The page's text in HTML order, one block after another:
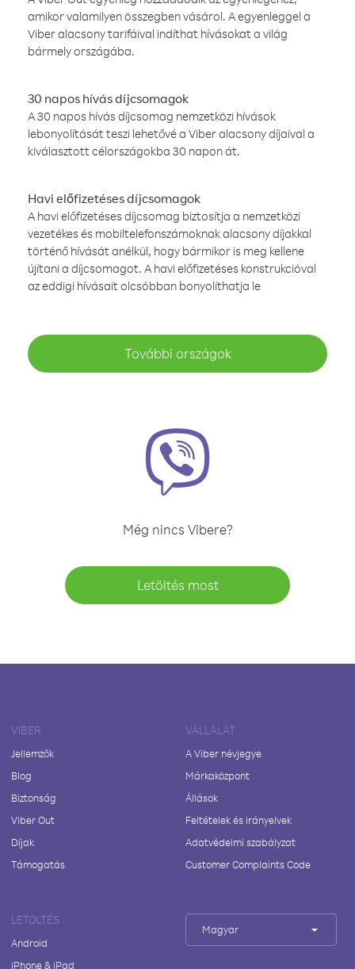
amikor valamilyen összegben vásárol. A egyenleggel a
Viber alacsony tarifáival indíthat hívásokat a világ
bármely országába.
30 napos hívás díjcsomagok
A 30 napos hívás díjcsomag nemzetközi hívások
lebonyolítását teszi lehetővé a Viber alacsony díjaival a
kiválasztott célországokba 30 napon át.
Havi előfizetéses díjcsomagok
A havi előfizetéses díjcsomag biztosítja a nemzetközi
vezetékes és mobiltelefonszámoknak alacsony díjakkal
történő hívását anélkül, hogy bármikor is meg kellene
újítani a díjcsomagot. A havi előfizetéses konstrukcióval
az eddigi hívásait olcsóbban bonyolíthatja le
További országok
Még nincs Vibere?
Letöltés most
VIBER
Jellemzők
Blog
Biztonság
Viber Out
Díjak
Támogatás
VÁLLALAT
A Viber névjegye
Márkaközpont
Állások
Feltételek és irányelvek
Adatvédelmi szabályzat
Customer Complaints Code
LETÖLTÉS
Android
iPhone & iPad
Magyar